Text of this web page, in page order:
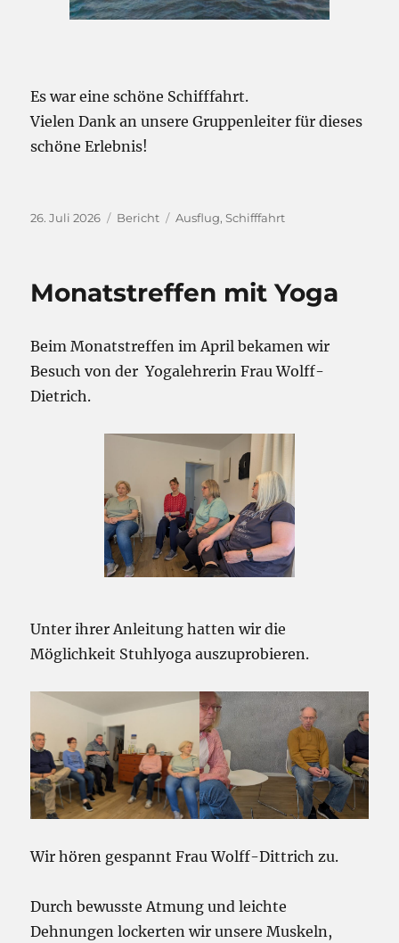
Es war eine schöne Schifffahrt.
Vielen Dank an unsere Gruppenleiter für dieses
schöne Erlebnis!
Veröffentlicht
26. Juli 2026 Kategorien
Bericht Schlagwörter
Ausflug,Schifffahrt
Monatstreffen mit Yoga
Beim Monatstreffen im April bekamen wir
Besuch von der Yogalehrerin Frau Wolff-
Dietrich.
Unter ihrer Anleitung hatten wir die
Möglichkeit Stuhlyoga auszuprobieren.
Wir hören gespannt Frau Wolff-Dittrich zu.
Durch bewusste Atmung und leichte
Dehnungen lockerten wir unsere Muskeln,